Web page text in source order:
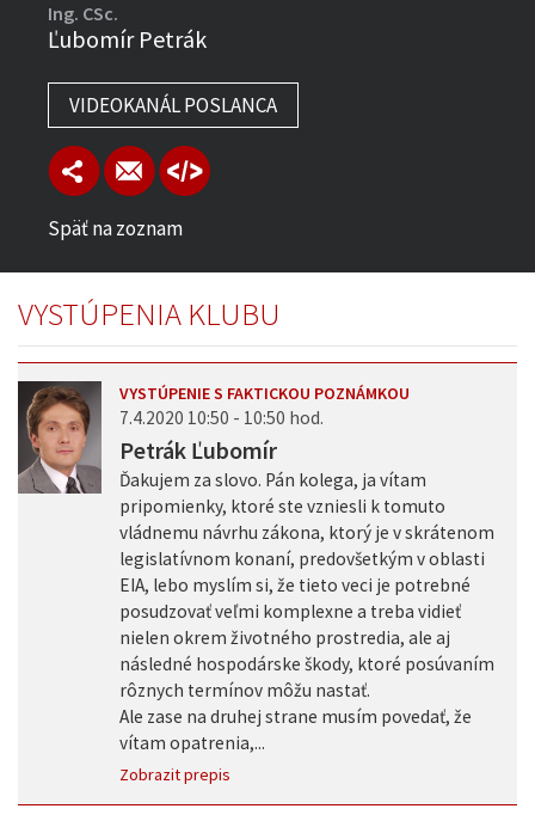
Ing. CSc.
Ľubomír Petrák
VIDEOKANÁL POSLANCA
Späť na zoznam
VYSTÚPENIA KLUBU
VYSTÚPENIE S FAKTICKOU POZNÁMKOU
7.4.2020 10:50 - 10:50 hod.
Petrák Ľubomír
Ďakujem za slovo. Pán kolega, ja vítam
pripomienky, ktoré ste vzniesli k tomuto
vládnemu návrhu zákona, ktorý je v skrátenom
legislatívnom konaní, predovšetkým v oblasti
EIA, lebo myslím si, že tieto veci je potrebné
posudzovať veľmi komplexne a treba vidieť
nielen okrem životného prostredia, ale aj
následné hospodárske škody, ktoré posúvaním
rôznych termínov môžu nastať.
Ale zase na druhej strane musím povedať, že
vítam opatrenia,...
Zobrazit prepis